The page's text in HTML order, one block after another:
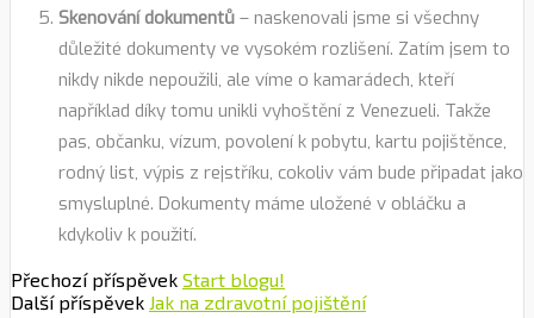
Skenování dokumentů – naskenovali jsme si všechny
důležité dokumenty ve vysokém rozlišení. Zatím jsem to
nikdy nikde nepoužili, ale víme o kamarádech, kteří
například díky tomu unikli vyhoštění z Venezueli. Takže
pas, občanku, vízum, povolení k pobytu, kartu pojištěnce,
rodný list, výpis z rejstříku, cokoliv vám bude připadat jako
smysluplné. Dokumenty máme uložené v obláčku a
kdykoliv k použití.
Přechozí příspěvek Start blogu!
Další příspěvek Jak na zdravotní pojištění